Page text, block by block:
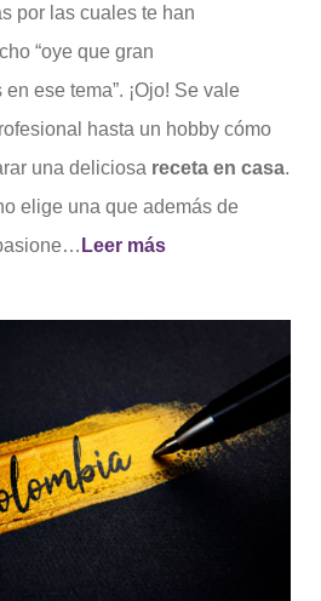
por las cuales te han
“oye que gran
ese tema”. ¡Ojo! Se vale
hasta un hobby cómo
una deliciosa receta en casa.
elige una que además de
Leer más